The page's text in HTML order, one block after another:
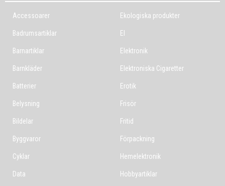
Accessoarer
Badrumsartiklar
Barnartiklar
Barnkläder
Batterier
Belysning
Bildelar
Byggvaror
Cyklar
Data
Ekologiska produkter
El
Elektronik
Elektroniska Cigaretter
Erotik
Frisör
Fritid
Förpackning
Hemelektronik
Hobbyartiklar